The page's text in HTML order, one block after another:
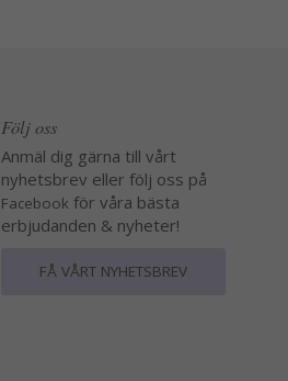
Följ oss
Anmäl dig gärna till vårt
nyhetsbrev eller följ oss på
Facebook för våra bästa
erbjudanden & nyheter!
FÅ VÅRT NYHETSBREV